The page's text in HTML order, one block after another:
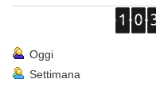
Oggi
Settimana